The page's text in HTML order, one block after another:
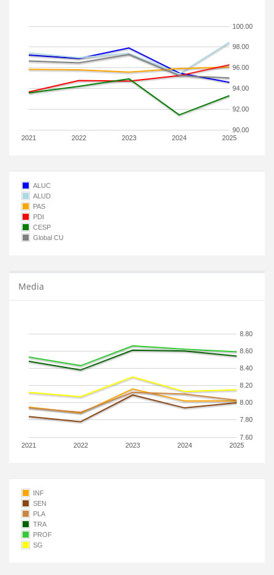
2021 2022 2023 2024 2025
90.00
92.00
94.00
96.00
98.00
100.00
ALUC
ALUD
PAS
PDI
CESP
Global CU
Media
2021 2022 2023 2024 2025
7.60
7.80
8.00
8.20
8.40
8.60
8.80
INF
SEN
PLA
TRA
PROF
SG